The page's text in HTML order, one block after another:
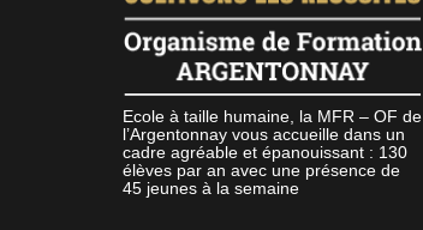
Ecole à taille humaine, la MFR – OF de
l’Argentonnay vous accueille dans un
cadre agréable et épanouissant : 130
élèves par an avec une présence de
45 jeunes à la semaine